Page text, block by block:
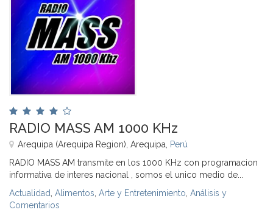
RADIO MASS AM 1000 KHz
Arequipa (Arequipa Region), Arequipa, Perú
RADIO MASS AM transmite en los 1000 KHz con programacion
informativa de interes nacional , somos el unico medio de...
Actualidad Alimentos Arte y Entretenimiento Análisis y
Comentarios